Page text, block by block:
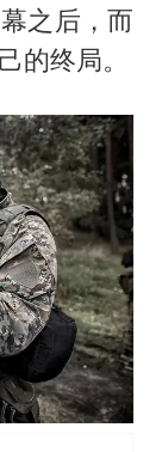
之后，而
的终局。